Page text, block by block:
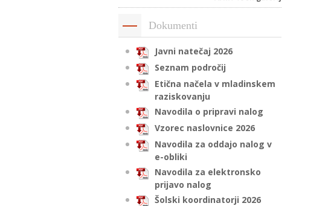
Dokumenti
Javni natečaj 2026
Seznam področij
Etična načela v mladinskem
raziskovanju
Navodila o pripravi nalog
Vzorec naslovnice 2026
Navodila za oddajo nalog v
e-obliki
Navodila za elektronsko
prijavo nalog
Šolski koordinatorji 2026